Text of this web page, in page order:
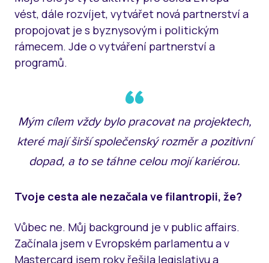
vést, dále rozvíjet, vytvářet nová partnerství a
propojovat je s byznysovým i politickým
rámecem. Jde o vytváření partnerství a
programů.
Mým cílem vždy bylo pracovat na projektech,
které mají širší společenský rozměr a pozitivní
dopad, a to se táhne celou mojí kariérou.
Tvoje cesta ale nezačala ve filantropii, že?
Vůbec ne. Můj background je v public affairs.
Začínala jsem v Evropském parlamentu a v
Mastercard jsem roky řešila legislativu a